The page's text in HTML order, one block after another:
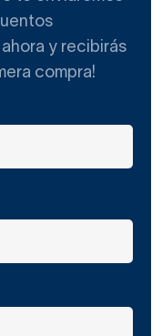
y recibirás
compra!